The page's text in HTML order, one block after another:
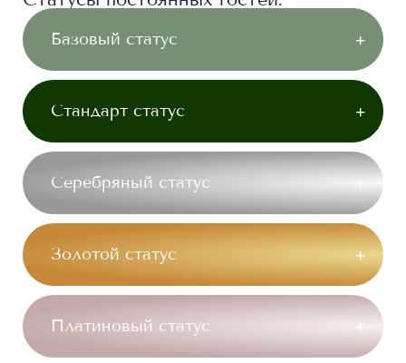
Базовый статус
Стандарт статус
Серебряный статус
Золотой статус
Платиновый статус